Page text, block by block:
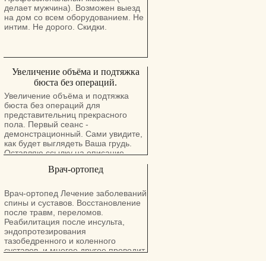
делает мужчина). Возможен выезд
на дом со всем оборудованием. Не
интим. Не дорого. Скидки.
Увеличение объёма и подтяжка
бюста без операций.
Увеличение объёма и подтяжка
бюста без операций для
представительниц прекрасного
пола. Первый сеанс -
демонстрационный. Сами увидите,
как будет выглядеть Ваша грудь.
Оставляю ссылку на описание
Врач-ортопед
Врач-ортопед Лечение заболеваний
спины и суставов. Восстановление
после травм, переломов.
Реабилитация после инсульта,
эндопротезирования
тазобедренного и коленного
суставов, и многое другое проводит